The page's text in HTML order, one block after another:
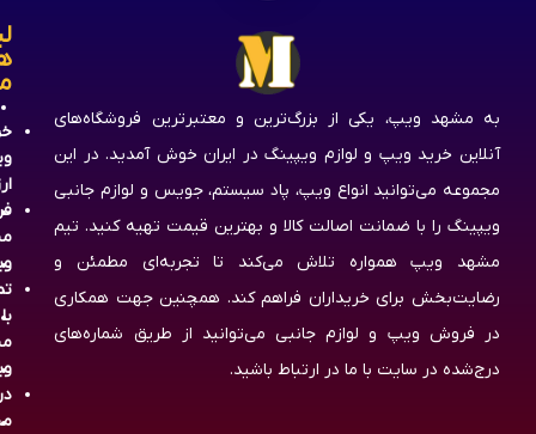
به مشهد ویپ، یکی از بزرگ‌ترین و معتبرترین فروشگاه‌های
آنلاین خرید ویپ و لوازم ویپینگ در ایران خوش آمدید. در این
مجموعه می‌توانید انواع ویپ، پاد سیستم، جویس و لوازم جانبی
ویپینگ را با ضمانت اصالت کالا و بهترین قیمت تهیه کنید. تیم
مشهد ویپ همواره تلاش می‌کند تا تجربه‌ای مطمئن و
رضایت‌بخش برای خریداران فراهم کند. همچنین جهت همکاری
در فروش ویپ و لوازم جانبی می‌توانید از طریق شماره‌های
درج‌شده در سایت با ما در ارتباط باشید.
با